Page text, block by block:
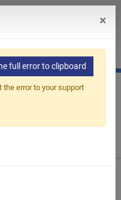
×
full error to clipboard
the error to your support